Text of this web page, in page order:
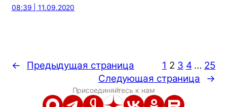
08:39 | 11.09.2020
← Предыдущая страница 1 2 3 4 … 25
Следующая страница
→
Присоединяйтесь к нам